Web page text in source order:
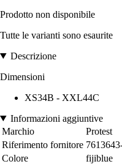
Prodotto non disponibile
Tutte le varianti sono esaurite
Descrizione
Dimensioni
XS34B - XXL44C
Informazioni aggiuntive
Marchio
Protest
Riferimento fornitore
Colore
fijiblue